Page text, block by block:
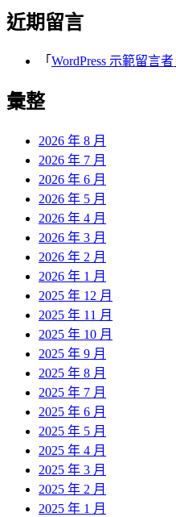
近期留言
「 WordPress 示範留言者
彙整
2026 年 8 月
2026 年 7 月
2026 年 6 月
2026 年 5 月
2026 年 4 月
2026 年 3 月
2026 年 2 月
2026 年 1 月
2025 年 12 月
2025 年 11 月
2025 年 10 月
2025 年 9 月
2025 年 8 月
2025 年 7 月
2025 年 6 月
2025 年 5 月
2025 年 4 月
2025 年 3 月
2025 年 2 月
2025 年 1 月